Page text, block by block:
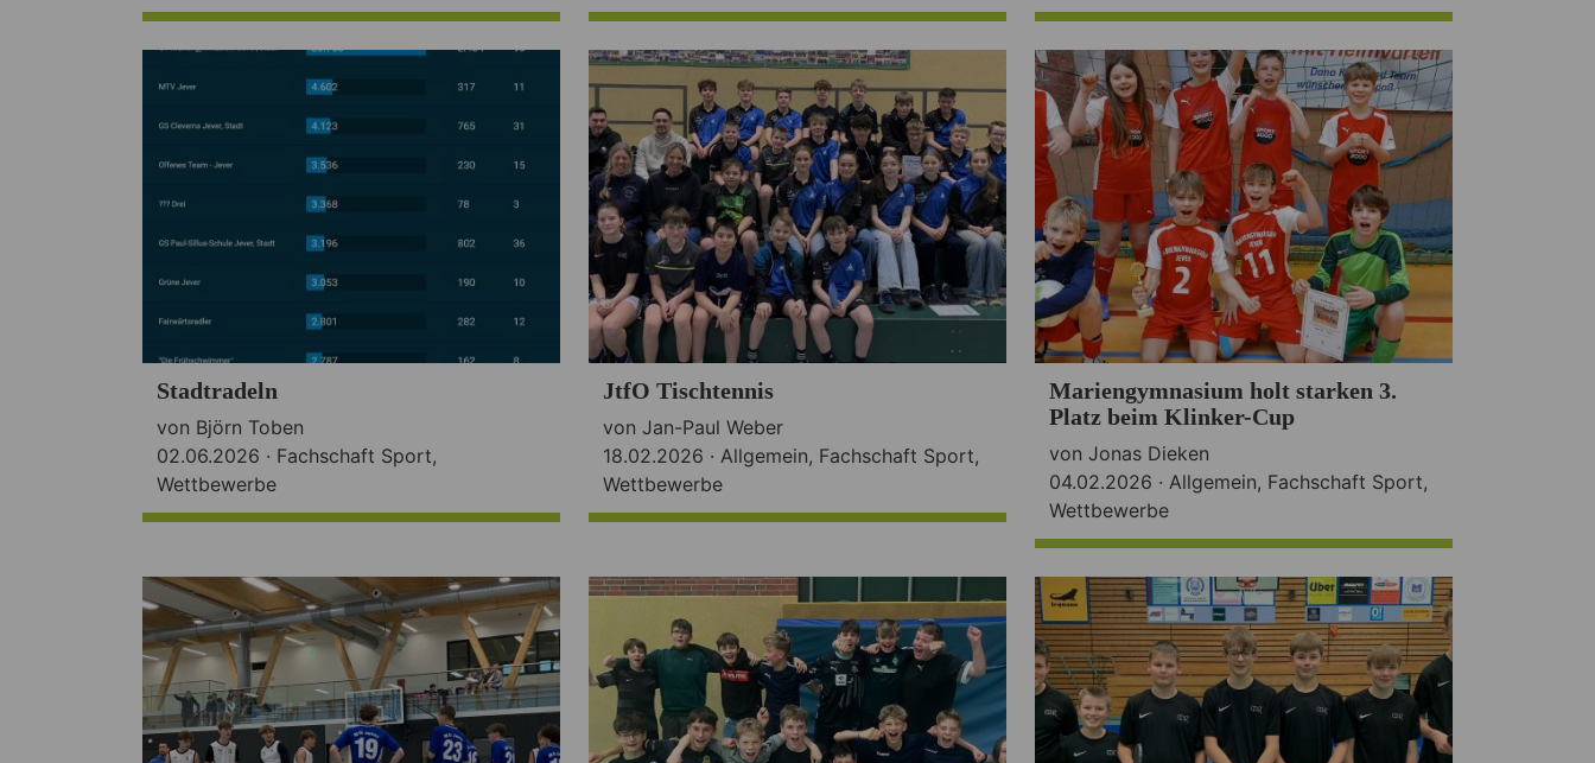
Stadtradeln
von Björn Toben
02.06.2026 · Fachschaft Sport,
Wettbewerbe
JtfO Tischtennis
von Jan-Paul Weber
18.02.2026 · Allgemein, Fachschaft Sport,
Wettbewerbe
Mariengymnasium holt starken 3.
Platz beim Klinker-Cup
von Jonas Dieken
04.02.2026 · Allgemein, Fachschaft Sport,
Wettbewerbe